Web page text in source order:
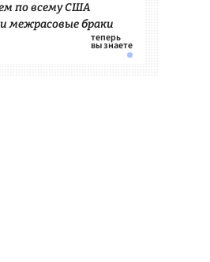
по всему США
межрасовые браки